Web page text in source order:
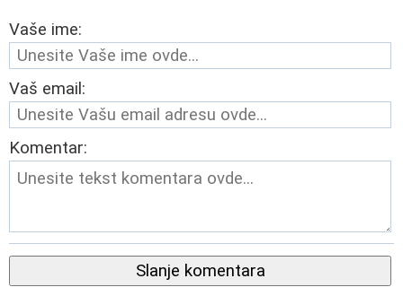
Vaše ime:
Vaš email:
Komentar:
Slanje komentara